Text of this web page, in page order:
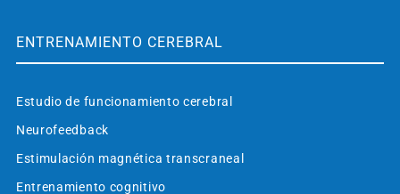
ENTRENAMIENTO CEREBRAL
Estudio de funcionamiento cerebral
Neurofeedback
Estimulación magnética transcraneal
Entrenamiento cognitivo